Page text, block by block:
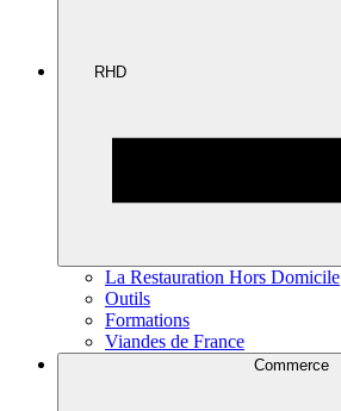
RHD
La Restauration Hors Domicile
Outils
Formations
Viandes de France
Commerce